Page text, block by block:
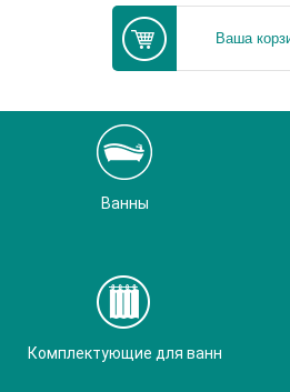
Ваша
Ванны
Комплектующие для ванн